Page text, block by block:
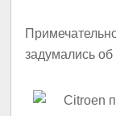
задумались